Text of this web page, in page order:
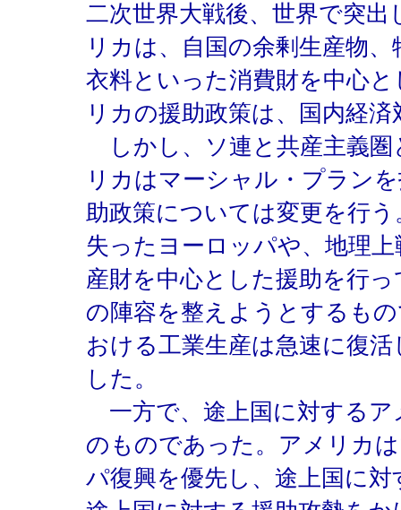
二次世界大戦後、世界で突
リカは、自国の余剰生産物
衣料といった消費財を中心
リカの援助政策は、国内経
しかし、ソ連と共産主義圏
リカはマーシャル・プラン
助政策については変更を行
失ったヨーロッパや、地理
産財を中心とした援助を行
の陣容を整えようとするも
おける工業生産は急速に復
した。
一方で、途上国に対するア
のものであった。アメリカ
パ復興を優先し、途上国に